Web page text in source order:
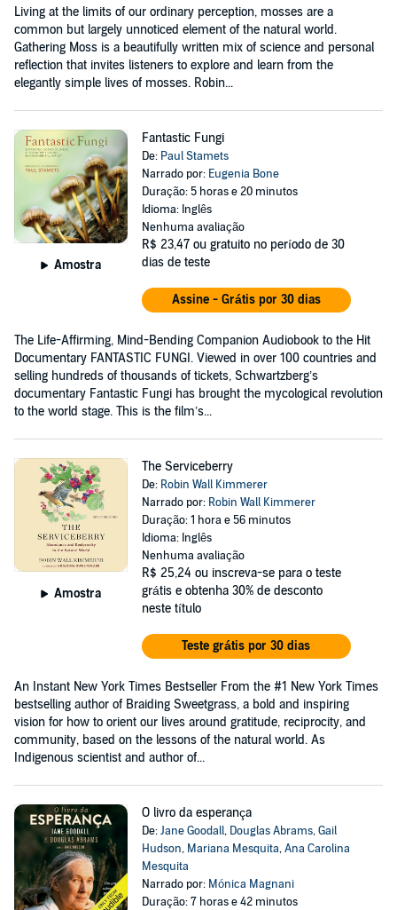
Living at the limits of our ordinary perception, mosses are a
common but largely unnoticed element of the natural world.
Gathering Moss is a beautifully written mix of science and personal
reflection that invites listeners to explore and learn from the
elegantly simple lives of mosses. Robin...
Amostra
Fantastic Fungi
De: Paul Stamets
Narrado por: Eugenia Bone
Duração: 5 horas e 20 minutos
Idioma: Inglês
Nenhuma avaliação
R$ 23,47 ou gratuito no período de 30
dias de teste
Assine - Grátis por 30 dias
The Life-Affirming, Mind-Bending Companion Audiobook to the Hit
Documentary FANTASTIC FUNGI. Viewed in over 100 countries and
selling hundreds of thousands of tickets, Schwartzberg’s
documentary Fantastic Fungi has brought the mycological revolution
to the world stage. This is the film’s...
Amostra
The Serviceberry
De: Robin Wall Kimmerer
Narrado por: Robin Wall Kimmerer
Duração: 1 hora e 56 minutos
Idioma: Inglês
Nenhuma avaliação
R$ 25,24 ou inscreva-se para o teste
grátis e obtenha 30% de desconto
neste título
Teste grátis por 30 dias
An Instant New York Times Bestseller From the #1 New York Times
bestselling author of Braiding Sweetgrass, a bold and inspiring
vision for how to orient our lives around gratitude, reciprocity, and
community, based on the lessons of the natural world. As
Indigenous scientist and author of...
O livro da esperança
De:Jane Goodall, Douglas Abrams,Gail
Hudson, Mariana Mesquita,Ana Carolina
Mesquita
Narrado por: Mónica Magnani
Duração: 7 horas e 42 minutos